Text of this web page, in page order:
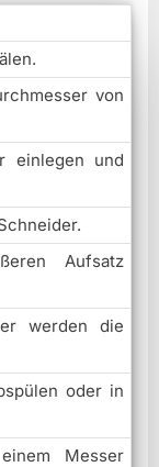
von
einlegen und
Aufsatz
werden die
oder in
Messer